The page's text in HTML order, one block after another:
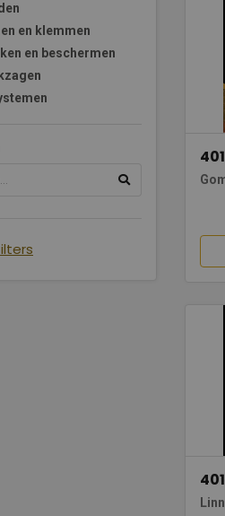
en klemmen
en beschermen